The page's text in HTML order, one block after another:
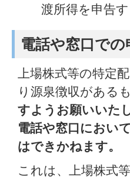
渡所得を申告
電話や窓口で
上場株式等の特定
り源泉徴収がある
すようお願いいた
電話や窓口におい
はできかねます。
これは、上場株式